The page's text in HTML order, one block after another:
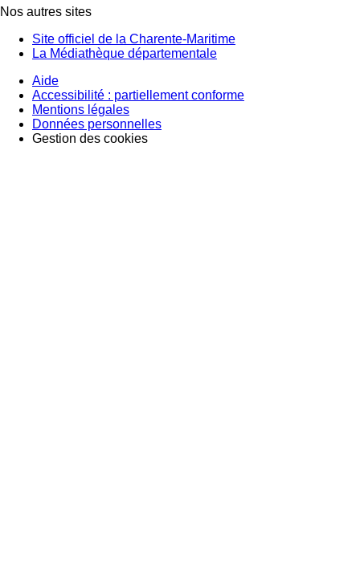
Nos autres sites
Site officiel de la Charente-Maritime
La Médiathèque départementale
Aide
Accessibilité : partiellement conforme
Mentions légales
Données personnelles
Gestion des cookies